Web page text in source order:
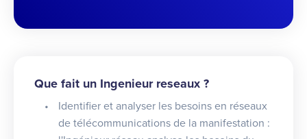
Que fait un Ingenieur reseaux ?
Identifier et analyser les besoins en réseaux
de télécommunications de la manifestation :